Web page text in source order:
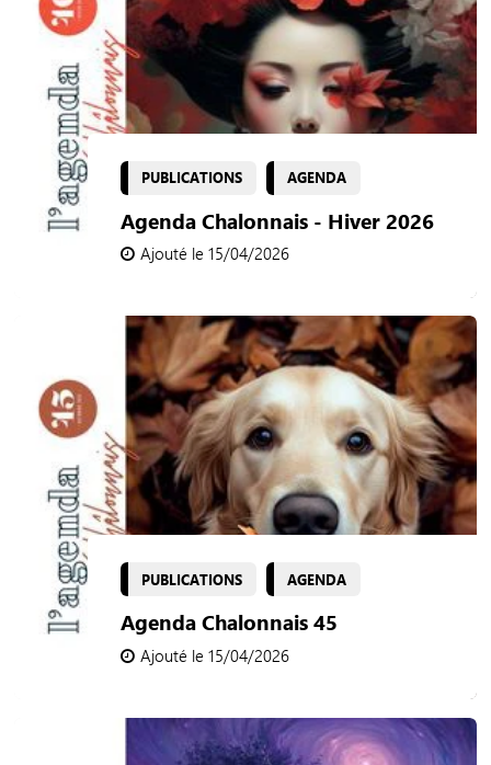
PUBLICATIONS AGENDA
Agenda Chalonnais - Hiver 2026
Ajouté le 15/04/2026
PUBLICATIONS AGENDA
Agenda Chalonnais 45
Ajouté le 15/04/2026